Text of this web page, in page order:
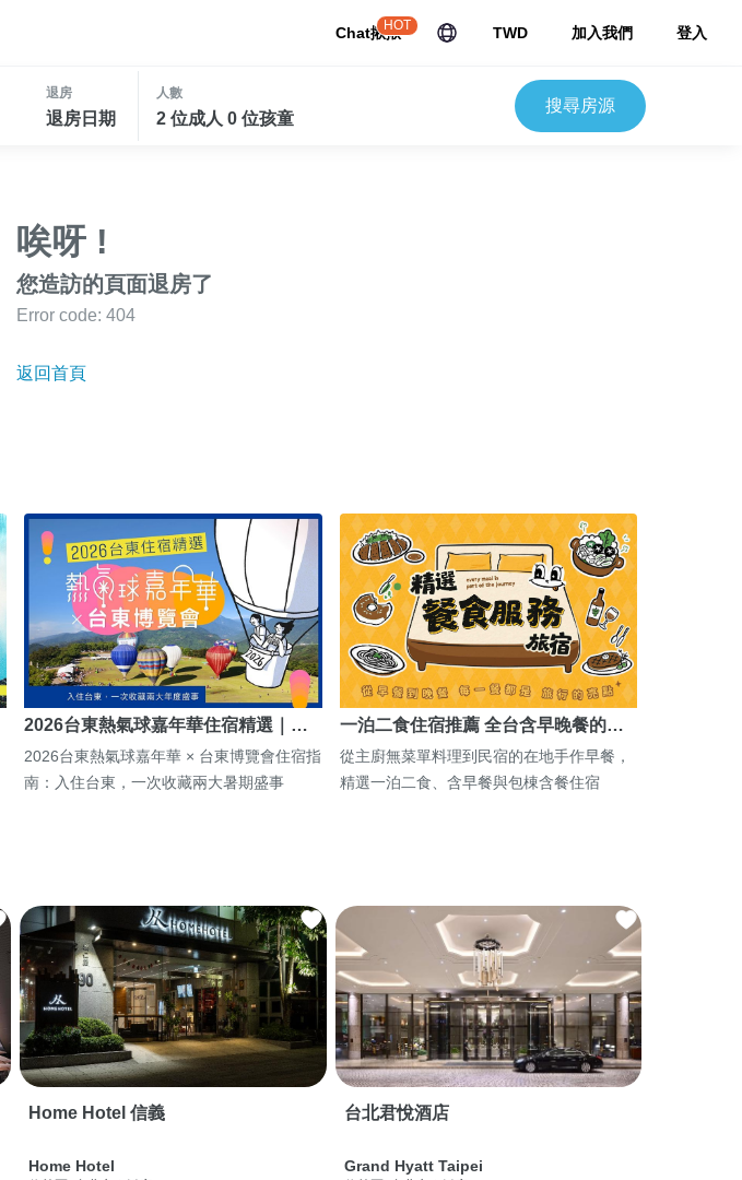
Chat揪揪
HOT TWD 加入我們 登入
退房
退房日期
人數
2 位成人 0 位孩童
搜尋房源
唉呀 !
您造訪的頁面退房了
Error code: 404
返回首頁
2026台東熱氣球嘉年華住宿精選｜…
2026台東熱氣球嘉年華 × 台東博覽會住宿指
南：入住台東，一次收藏兩大暑期盛事
一泊二食住宿推薦 全台含早晚餐的…
從主廚無菜單料理到民宿的在地手作早餐，
精選一泊二食、含早餐與包棟含餐住宿
Home Hotel 信義
Home Hotel
台北君悅酒店
Grand Hyatt Taipei